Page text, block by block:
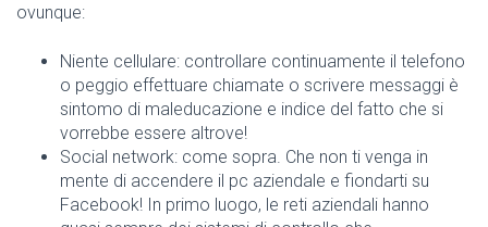
ovunque:
Niente cellulare: controllare continuamente il telefono
o peggio effettuare chiamate o scrivere messaggi è
sintomo di maleducazione e indice del fatto che si
vorrebbe essere altrove!
Social network: come sopra. Che non ti venga in
mente di accendere il pc aziendale e fiondarti su
Facebook! In primo luogo, le reti aziendali hanno